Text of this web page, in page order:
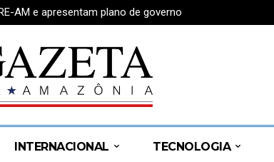
AM e apresentam plano de governo
INTERNACIONAL TECNOLOGIA